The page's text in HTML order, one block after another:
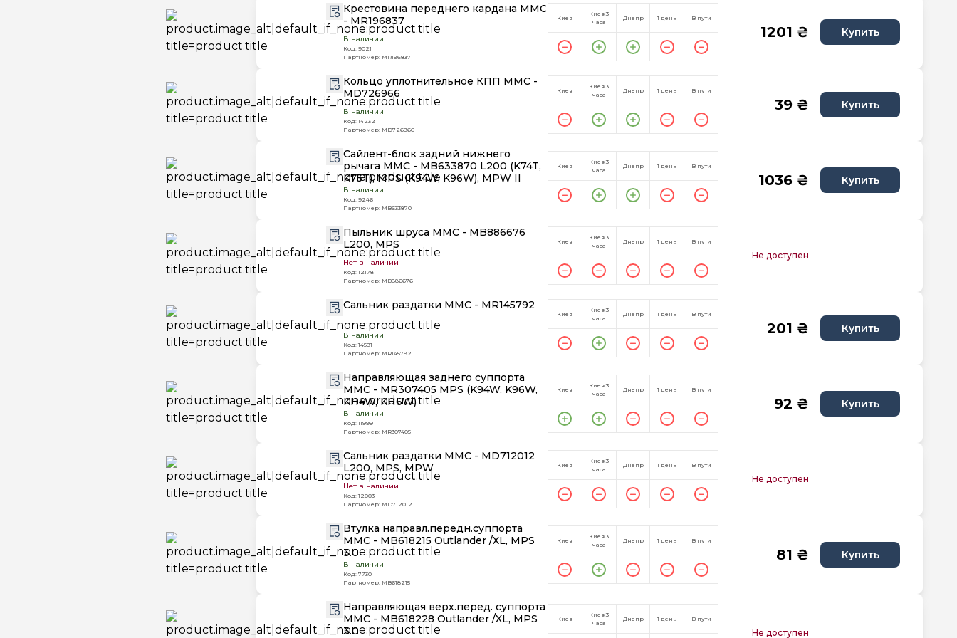
Крестовина переднего кардана MMC
- MR196837
В наличии
Код: 9021
Партномер: MR196837
Киев
Киев 3
часа
Днепр 1 день В пути
1201 ₴ Купить
Кольцо уплотнительное КПП MMC -
MD726966
В наличии
Код: 14232
Партномер: MD726966
Киев
Киев 3
часа
Днепр 1 день В пути
39 ₴ Купить
Сайлент-блок задний нижнего
рычага MMC - MB633870 L200 (K74T,
K75T), MPS (K94W, K96W), MPW II
В наличии
Код: 9246
Партномер: MB633870
Киев
Киев 3
часа
Днепр 1 день В пути
1036 ₴ Купить
Пыльник шруса MMC - MB886676
L200, MPS
Нет в наличии
Код: 12178
Партномер: MB886676
Киев
Киев 3
часа
Днепр 1 день В пути
Не доступен
Сальник раздатки MMC - MR145792
В наличии
Код: 14591
Партномер: MR145792
Киев
Киев 3
часа
Днепр 1 день В пути
201 ₴ Купить
Направляющая заднего суппорта
MMC - MR307405 MPS (K94W, K96W,
KH4W, KH6W)
В наличии
Код: 11999
Партномер: MR307405
Киев
Киев 3
часа
Днепр 1 день В пути
92 ₴ Купить
Сальник раздатки MMC - MD712012
L200, MPS, MPW
Нет в наличии
Код: 12003
Партномер: MD712012
Киев
Киев 3
часа
Днепр 1 день В пути
Не доступен
Втулка направл.передн.суппорта
MMC - MB618215 Outlander /XL, MPS
3.0
В наличии
Код: 7730
Партномер: MB618215
Киев
Киев 3
часа
Днепр 1 день В пути
81 ₴ Купить
Направляющая верх.перед. суппорта
MMC - MB618228 Outlander /XL, MPS
3.0
Киев
Киев 3
часа
Днепр 1 день В пути
Не доступен